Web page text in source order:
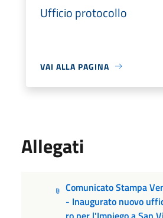
Ufficio protocollo
VAI ALLA PAGINA
Allegati
Comunicato Stampa
- Inaugurato nuovo